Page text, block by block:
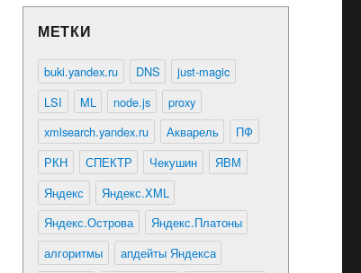
МЕТКИ
buki.yandex.ru DNS
just-magic
LSI
ML node.js
proxy
xmlsearch.yandex.ru
Акварель
ПФ
РКН
СПЕКТР Чекушин
ЯВМ
Яндекс
Яндекс.XML
Яндекс.Острова
Яндекс.Платоны
алгоритмы
апдейты Яндекса